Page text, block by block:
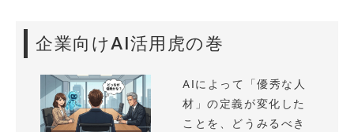
企業向けAI活用虎の巻
AIによって「優秀な人
材」の定義が変化した
ことを、どうみるべき